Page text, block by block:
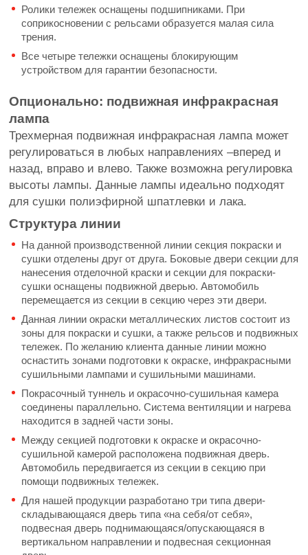
Ролики тележек оснащены подшипниками. При
соприкосновении с рельсами образуется малая сила
трения.
Все четыре тележки оснащены блокирующим
устройством для гарантии безопасности.
Опционально: подвижная инфракрасная
лампа
Трехмерная подвижная инфракрасная лампа может
регулироваться в любых направлениях –вперед и
назад, вправо и влево. Также возможна регулировка
высоты лампы. Данные лампы идеально подходят
для сушки полиэфирной шпатлевки и лака.
Структура линии
На данной производственной линии секция покраски и
сушки отделены друг от друга. Боковые двери секции для
нанесения отделочной краски и секции для покраски-
сушки оснащены подвижной дверью. Автомобиль
перемещается из секции в секцию через эти двери.
Данная линии окраски металлических листов состоит из
зоны для покраски и сушки, а также рельсов и подвижных
тележек. По желанию клиента данные линии можно
оснастить зонами подготовки к окраске, инфракрасными
сушильными лампами и сушильными машинами.
Покрасочный туннель и окрасочно-сушильная камера
соединены параллельно. Система вентиляции и нагрева
находится в задней части зоны.
Между секцией подготовки к окраске и окрасочно-
сушильной камерой расположена подвижная дверь.
Автомобиль передвигается из секции в секцию при
помощи подвижных тележек.
Для нашей продукции разработано три типа двери-
складывающаяся дверь типа «на себя/от себя»,
подвесная дверь поднимающаяся/опускающаяся в
вертикальном направлении и подвесная секционная